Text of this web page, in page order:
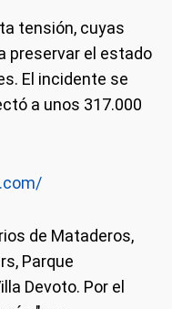
tensión, cuyas
preservar el estado
El incidente se
a unos 317.000
de Mataderos,
Parque
Devoto. Por el